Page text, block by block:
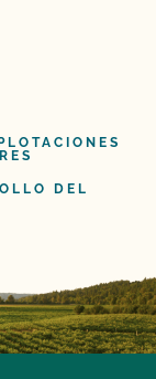
DEL